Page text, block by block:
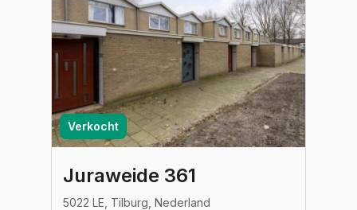
Verkocht
Juraweide 361
5022 LE, Tilburg, Nederland